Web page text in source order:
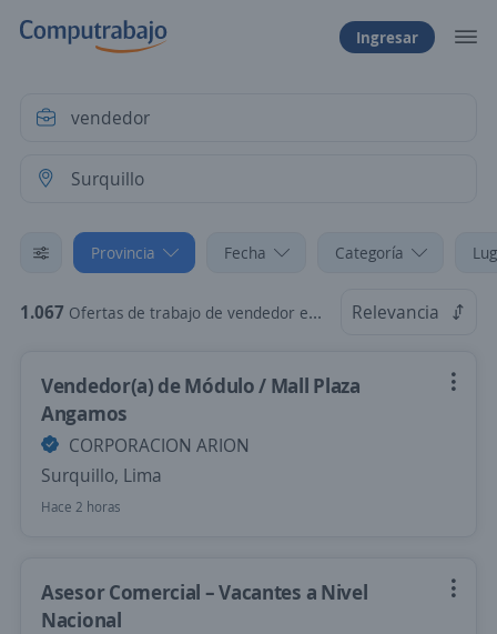
Ingresar
Provincia Fecha Categoría
1.067 Ofertas de trabajo de vendedor en Surquillo, Lima Relevancia
Vendedor(a) de Módulo / Mall Plaza
Angamos
CORPORACION ARION
Surquillo, Lima
Hace 2 horas
Asesor Comercial – Vacantes a Nivel
Nacional